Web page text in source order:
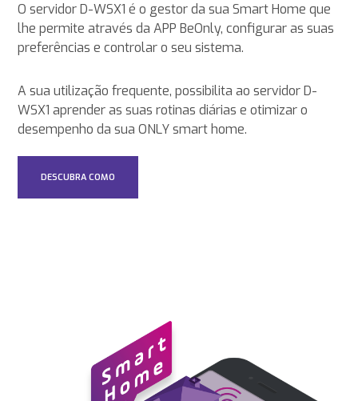
O servidor D-WSX1 é o gestor da sua Smart Home que
lhe permite através da APP BeOnly, configurar as suas
preferências e controlar o seu sistema.
A sua utilização frequente, possibilita ao servidor D-
WSX1 aprender as suas rotinas diárias e otimizar o
desempenho da sua ONLY smart home.
DESCUBRA COMO